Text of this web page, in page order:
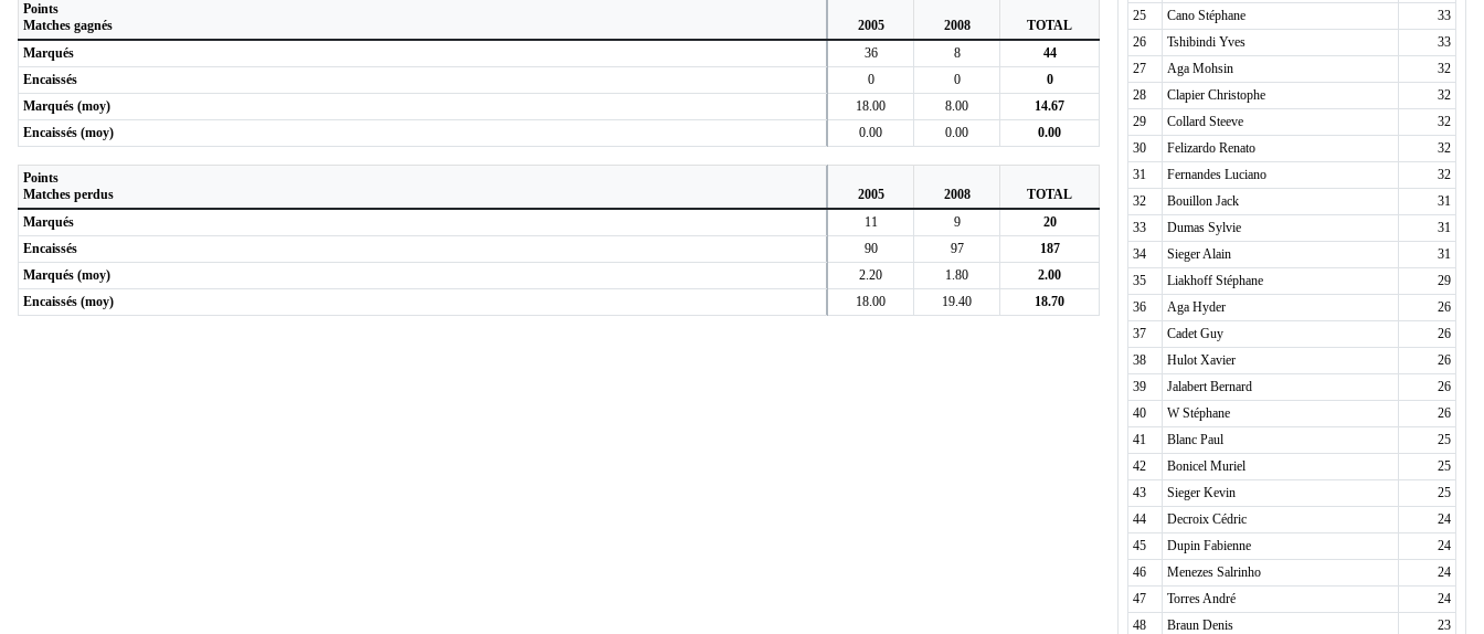
Points
Matches gagnés
2005 2008
TOTAL
Marqués
36 8
44
Encaissés
0 0
0
Marqués (moy)
18.00 8.00
14.67
Encaissés (moy)
0.00 0.00 0.00
Points
Matches perdus
2005 2008
TOTAL
Marqués
11 9
20
Encaissés
90 97
187
Marqués (moy)
2.20 1.80
2.00
Encaissés (moy)
18.00 19.40 18.70
25
Cano Stéphane
33
26
Tshibindi Yves
33
27
Aga Mohsin
32
28
Clapier Christophe
32
29
Collard Steeve
32
30
Felizardo Renato
32
31
Fernandes Luciano
32
32
Bouillon Jack
31
33
Dumas Sylvie
31
34
Sieger Alain
31
35
Liakhoff Stéphane
29
36
Aga Hyder
26
37
Cadet Guy
26
38
Hulot Xavier
26
39
Jalabert Bernard
26
40
W Stéphane
26
41
Blanc Paul
25
42
Bonicel Muriel
25
43
Sieger Kevin
25
44
Decroix Cédric
24
45
Dupin Fabienne
24
46
Menezes Salrinho
24
47
Torres André
24
48
Braun Denis
23